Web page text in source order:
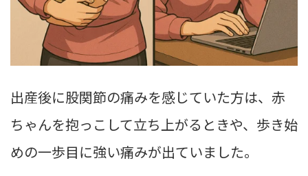
出産後に股関節の痛みを感じていた方は、赤
ちゃんを抱っこして立ち上がるときや、歩き始
めの一歩目に強い痛みが出ていました。